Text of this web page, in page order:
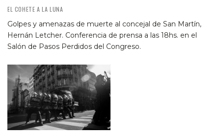
EL COHETE A LA LUNA
Golpes y amenazas de muerte al concejal de San Martín,
Hernán Letcher. Conferencia de prensa a las 18hs. en el
Salón de Pasos Perdidos del Congreso.